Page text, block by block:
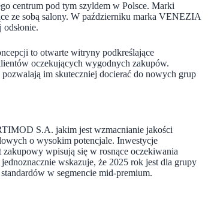
centrum pod tym szyldem w Polsce. Marki
ze sobą salony. W październiku marka VENEZIA
to otwarte witryny podkreślające
oczekujących wygodnych zakupów.
im skuteczniej docierać do nowych grup
S.A. jakim jest wzmacnianie jakości
o wysokim potencjale. Inwestycje
wpisują się w rosnące oczekiwania
wskazuje, że 2025 rok jest dla grupy
w segmencie mid-premium.